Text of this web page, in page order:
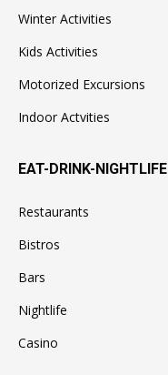
Winter Activities
Kids Activities
Motorized Excursions
Indoor Actvities
EAT-DRINK-NIGHTLIFE
Restaurants
Bistros
Bars
Nightlife
Casino